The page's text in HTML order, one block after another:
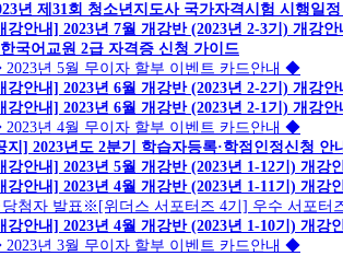
년 제31회 청소년지도사 국가자격시험 시행일
강안내] 2023년 7월 개강반 (2023년 2-3기) 개강안
국어교원 2급 자격증 신청 가이드
년 5월 무이자 할부 이벤트 카드안내 ◆
강안내] 2023년 6월 개강반 (2023년 2-2기) 개강안
강안내] 2023년 6월 개강반 (2023년 2-1기) 개강안
년 4월 무이자 할부 이벤트 카드안내 ◆
지] 2023년도 2분기 학습자등록·학점인정신청 안
강안내] 2023년 5월 개강반 (2023년 1-12기) 개강
강안내] 2023년 4월 개강반 (2023년 1-11기) 개강
첨자 발표※[위더스 서포터즈 4기] 우수 서포터
강안내] 2023년 4월 개강반 (2023년 1-10기) 개강
년 3월 무이자 할부 이벤트 카드안내 ◆